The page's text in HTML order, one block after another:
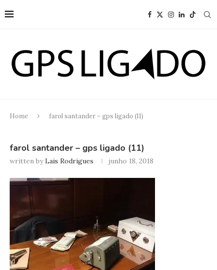
Home farol santander – gps ligado (11)
farol santander – gps ligado (11)
written byLais Rodrigues junho 18, 2018